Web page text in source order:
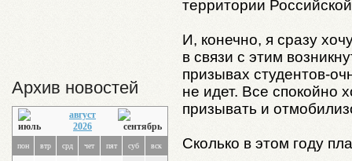
Архив новостей
август
2026
пон втр срд чет пят суб вск
территории
И, конечно, я сразу
в связи с этим
призывах студентов-
не идет. Все спокойно
призывать и
Сколько в этом году